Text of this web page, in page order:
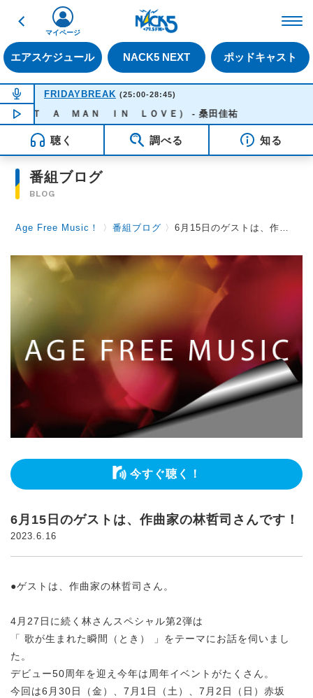
戻る
エアスケジュール NACK5 NEXT ポッドキャスト
マイページ
NOW ON AIR
FRIDAYBREAK (25:00-28:45)
NOW PLAYING 03:40
Ｔ Ａ ＭＡＮ ＩＮ ＬＯＶＥ） - 桑田佳祐
聴く 調べる 知る
番組ブログ
BLOG
Age Free Music！ 〉番組ブログ 〉6月15日のゲストは、作曲家の林哲司さんです！
今すぐ聴く！
6月15日のゲストは、作曲家の林哲司さんです！
2023.6.16
●ゲストは、作曲家の林哲司さん。
4月27日に続く林さんスペシャル第2弾は
「 歌が生まれた瞬間（とき） 」をテーマにお話を伺いまし
た。
デビュー50周年を迎え今年は周年イベントがたくさん。
今回は6月30日（金）、7月1日（土）、7月2日（日）赤坂